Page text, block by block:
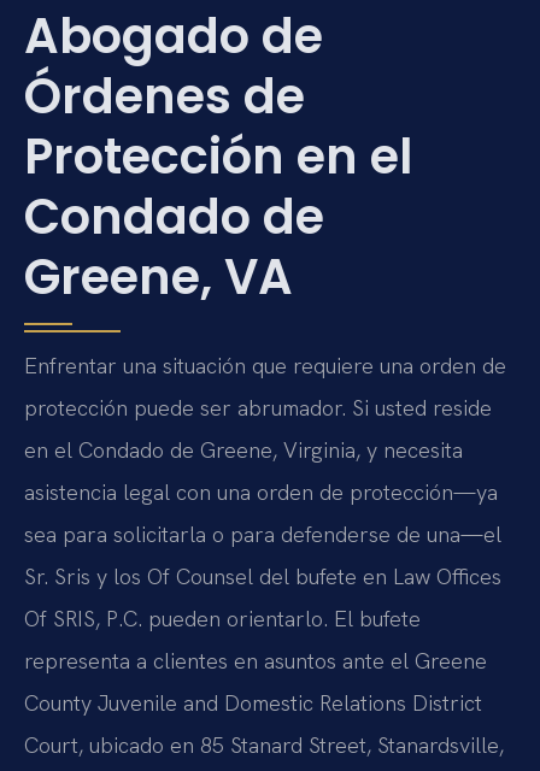
Abogado de
Órdenes de
Protección en el
Condado de
Greene, VA
Enfrentar una situación que requiere una orden de
protección puede ser abrumador. Si usted reside
en el Condado de Greene, Virginia, y necesita
asistencia legal con una orden de protección—ya
sea para solicitarla o para defenderse de una—el
Sr. Sris y los Of Counsel del bufete en Law Offices
Of SRIS, P.C. pueden orientarlo. El bufete
representa a clientes en asuntos ante el Greene
County Juvenile and Domestic Relations District
Court, ubicado en 85 Stanard Street, Stanardsville,